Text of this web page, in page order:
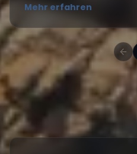
Mehr erfahren